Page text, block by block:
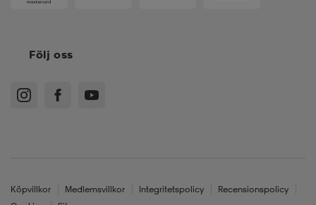
Följ oss
Köpvillkor Medlemsvillkor Integritetspolicy
Recensionspolicy